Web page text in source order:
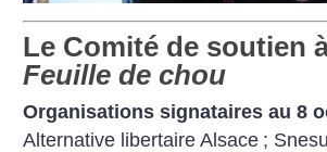
Le Comité de soutien
Feuille de chou
Organisations signataires au 8
Alternative libertaire Alsace ;